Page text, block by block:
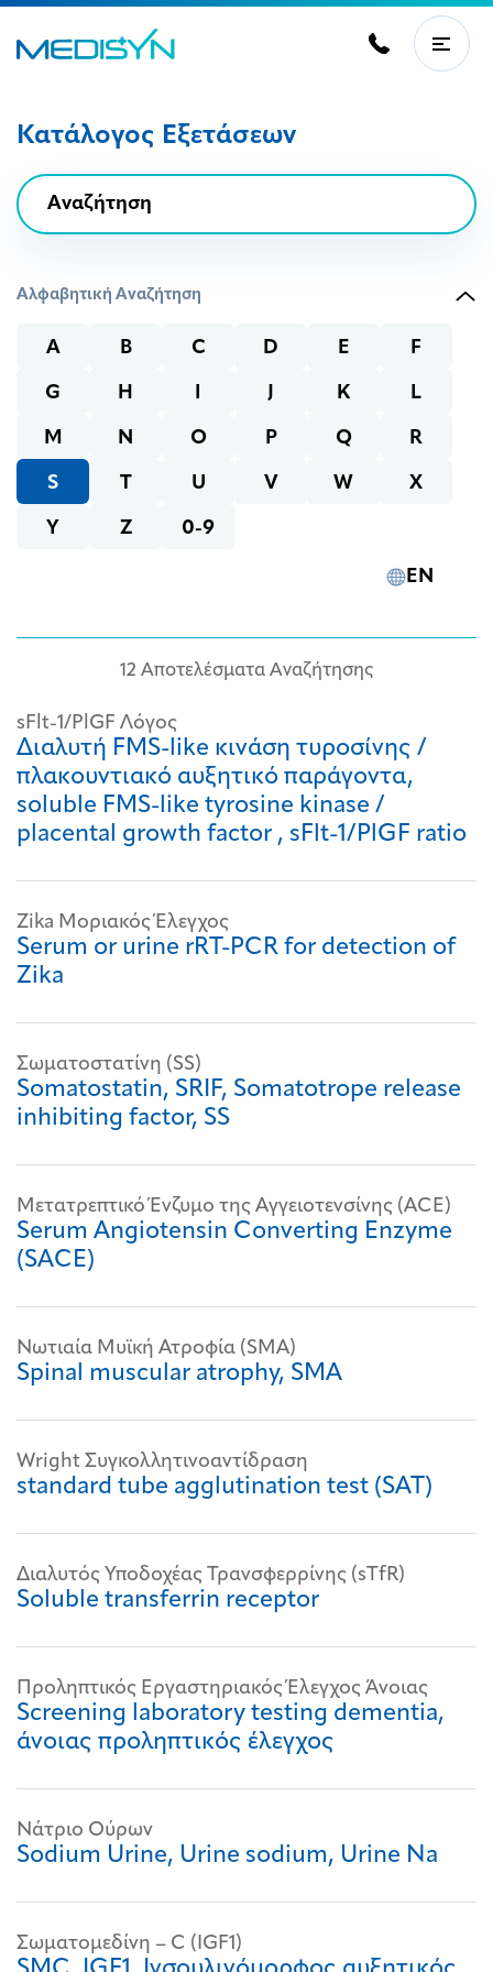
Κατάλογος Εξετάσεων
Αλφαβητική Αναζήτηση
A B C D E F
G H I J K L
M N O P Q R
S T U V W X
Y Z 0-9
EN
12 Αποτελέσματα Αναζήτησης
sFlt-1/PlGF Λόγος
Διαλυτή FMS-like κινάση τυροσίνης /
πλακουντιακό αυξητικό παράγοντα,
soluble FMS-like tyrosine kinase /
placental growth factor , sFlt-1/PlGF ratio
Zika Μοριακός Έλεγχος
Serum or urine rRT-PCR for detection of
Zika
Σωματοστατίνη (SS)
Somatostatin, SRIF, Somatotrope release
inhibiting factor, SS
Μετατρεπτικό Ένζυμο της Αγγειοτενσίνης (ACE)
Serum Angiotensin Converting Enzyme
(SACE)
Νωτιαία Μυϊκή Ατροφία (SMA)
Spinal muscular atrophy, SMA
Wright Συγκολλητινοαντίδραση
standard tube agglutination test (SAT)
Διαλυτός Υποδοχέας Τρανσφερρίνης (sTfR)
Soluble transferrin receptor
Προληπτικός Εργαστηριακός Έλεγχος Άνοιας
Screening laboratory testing dementia,
άνοιας προληπτικός έλεγχος
Νάτριο Ούρων
Sodium Urine, Urine sodium, Urine Na
Σωματομεδίνη – C (IGF1)